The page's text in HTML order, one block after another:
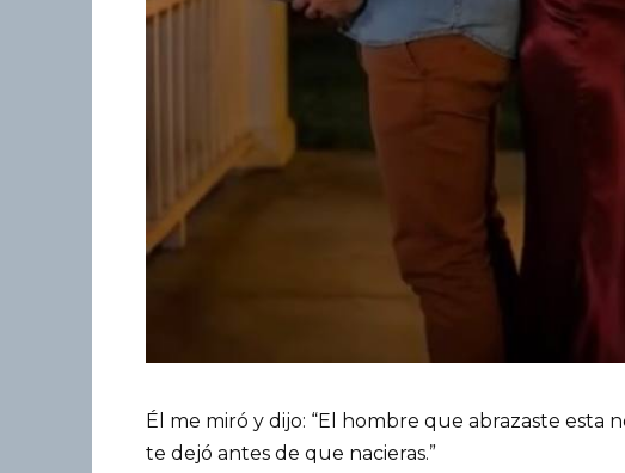
Él me miró y dijo: “El hombre que abrazaste esta
te dejó antes de que nacieras.”